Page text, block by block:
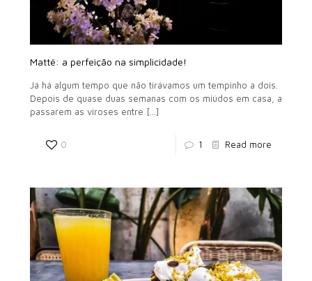
Mattë: a perfeição na simplicidade!
Já há algum tempo que não tirávamos um tempinho a dois.
Depois de quase duas semanas com os miúdos em casa, a
passarem as viroses entre […]
0 1 Read more